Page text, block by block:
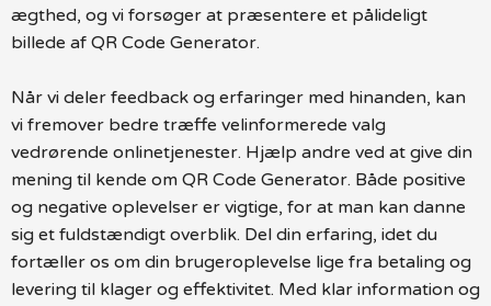
ægthed, og vi forsøger at præsentere et pålideligt
billede af QR Code Generator.
Når vi deler feedback og erfaringer med hinanden, kan
vi fremover bedre træffe velinformerede valg
vedrørende onlinetjenester. Hjælp andre ved at give din
mening til kende om QR Code Generator. Både positive
og negative oplevelser er vigtige, for at man kan danne
sig et fuldstændigt overblik. Del din erfaring, idet du
fortæller os om din brugeroplevelse lige fra betaling og
levering til klager og effektivitet. Med klar information og